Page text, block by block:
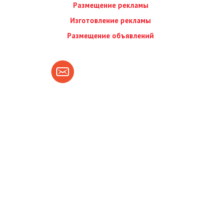
Размещение рекламы
Изготовление рекламы
Размещение объявлений